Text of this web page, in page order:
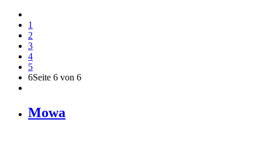
1
2
3
4
5
6Seite 6 von 6
Mowa